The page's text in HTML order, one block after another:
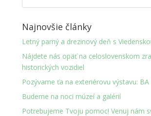
Najnovšie články
Letný parný a drezinový deň s
Nájdete nás opäť na celoslovenskom
historických vozidiel
Pozývame ťa na exteriérovu výstavu: BA
Budeme na noci múzeí a galérií
Potrebujeme Tvoju pomoc! Venuj nám